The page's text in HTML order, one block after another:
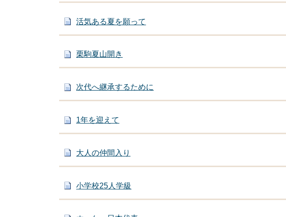
活気ある夏を願って
栗駒夏山開き
次代へ継承するために
1年を迎えて
大人の仲間入り
小学校25人学級